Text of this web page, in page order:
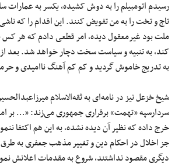
رسیدم اتومبیلم را به دوش کشیده، یکسر به عمارات
تاج و تخت را به من تفویض کنند. این اقدام را که
ملت بود غیرمعقول دیده، امر قطعی دادم که هر کس
کند، به تنبیه و سیاست سخت دچار خواهد شد. بعد
به تدریج خاموش گردید و کم کم آهنگ نا‌امیدی و
شیخ خزعل نیز در نامه‌ای به ثقه‌الاسلام
سردارسپه «تهمت» برقراری جمهوری می‌زند: «… بر
خرج داده که نظیر آن دیده نشده، به این هم اکتفا
جز اخلال در احکام دین و تغییر مذهب جعفری به طرق
دیگری مقصود نداشتند، شروع به مقدمات اعلانش